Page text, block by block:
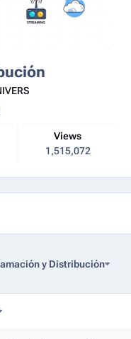
Views
1,515,072
y Distribución